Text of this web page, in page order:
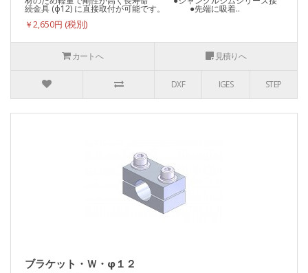
続金具 (ф12) に直接取付が可能です。 ●先端に吸着..
￥2,650円
カートへ 見積りへ
DXF IGES STEP
ブラケット・Ｗ・φ１２